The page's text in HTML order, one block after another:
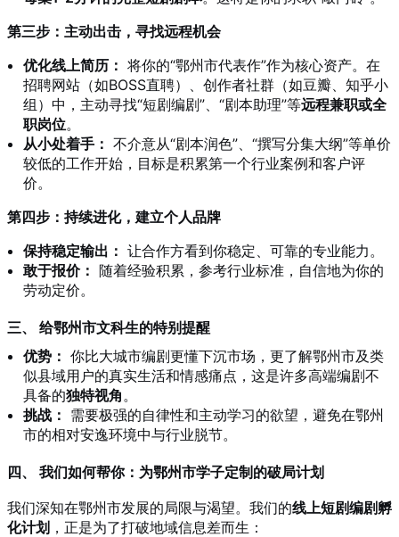
第三步：主动出击，寻找远程机会
优化线上简历： 将你的“鄂州市代表作”作为核心资产。在
招聘网站（如BOSS直聘）、创作者社群（如豆瓣、知乎小
组）中，主动寻找“短剧编剧”、“剧本助理”等远程兼职或全
职岗位。
从小处着手： 不介意从“剧本润色”、“撰写分集大纲”等单价
较低的工作开始，目标是积累第一个行业案例和客户评
价。
第四步：持续进化，建立个人品牌
保持稳定输出： 让合作方看到你稳定、可靠的专业能力。
敢于报价： 随着经验积累，参考行业标准，自信地为你的
劳动定价。
三、 给鄂州市文科生的特别提醒
优势： 你比大城市编剧更懂下沉市场，更了解鄂州市及类
似县域用户的真实生活和情感痛点，这是许多高端编剧不
具备的独特视角 。
挑战： 需要极强的自律性和主动学习的欲望，避免在鄂州
市的相对安逸环境中与行业脱节。
四、 我们如何帮你：为鄂州市学子定制的破局计划
我们深知在鄂州市发展的局限与渴望。我们的线上短剧编剧孵
化计划 ，正是为了打破地域信息差而生：